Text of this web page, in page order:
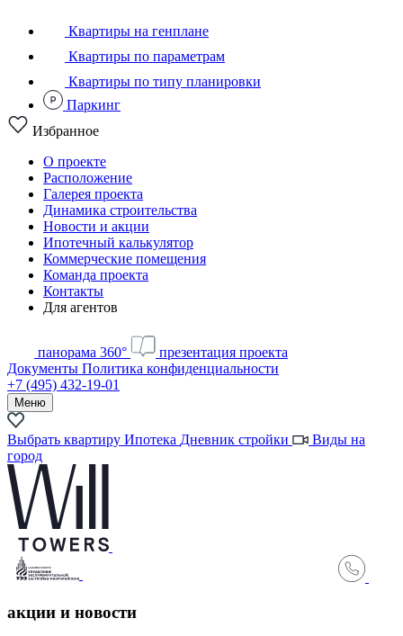
Квартиры на генплане
Квартиры по параметрам
Квартиры по типу планировки
Паркинг
Избранное
О проекте
Расположение
Галерея проекта
Динамика строительства
Новости и акции
Ипотечный калькулятор
Коммерческие помещения
Команда проекта
Контакты
Для агентов
панорама 360°
презентация проекта
Документы Политика конфиденциальности
+7 (495) 432-19-01
Меню
Выбрать квартиру Ипотека Дневник стройки
Виды на
город
акции и новости